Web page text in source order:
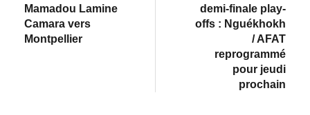
Mamadou Lamine
Camara vers
Montpellier
demi-finale play-
offs : Nguékhokh
/ AFAT
reprogrammé
pour jeudi
prochain